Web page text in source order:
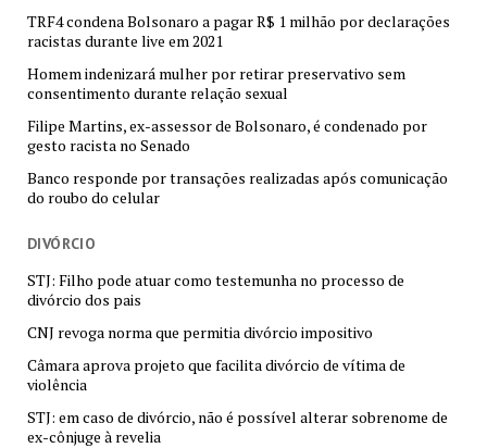
TRF4 condena Bolsonaro a pagar R$ 1 milhão por declarações
racistas durante live em 2021
Homem indenizará mulher por retirar preservativo sem
consentimento durante relação sexual
Filipe Martins, ex-assessor de Bolsonaro, é condenado por
gesto racista no Senado
Banco responde por transações realizadas após comunicação
do roubo do celular
DIVÓRCIO
STJ: Filho pode atuar como testemunha no processo de
divórcio dos pais
CNJ revoga norma que permitia divórcio impositivo
Câmara aprova projeto que facilita divórcio de vítima de
violência
STJ: em caso de divórcio, não é possível alterar sobrenome de
ex-cônjuge à revelia